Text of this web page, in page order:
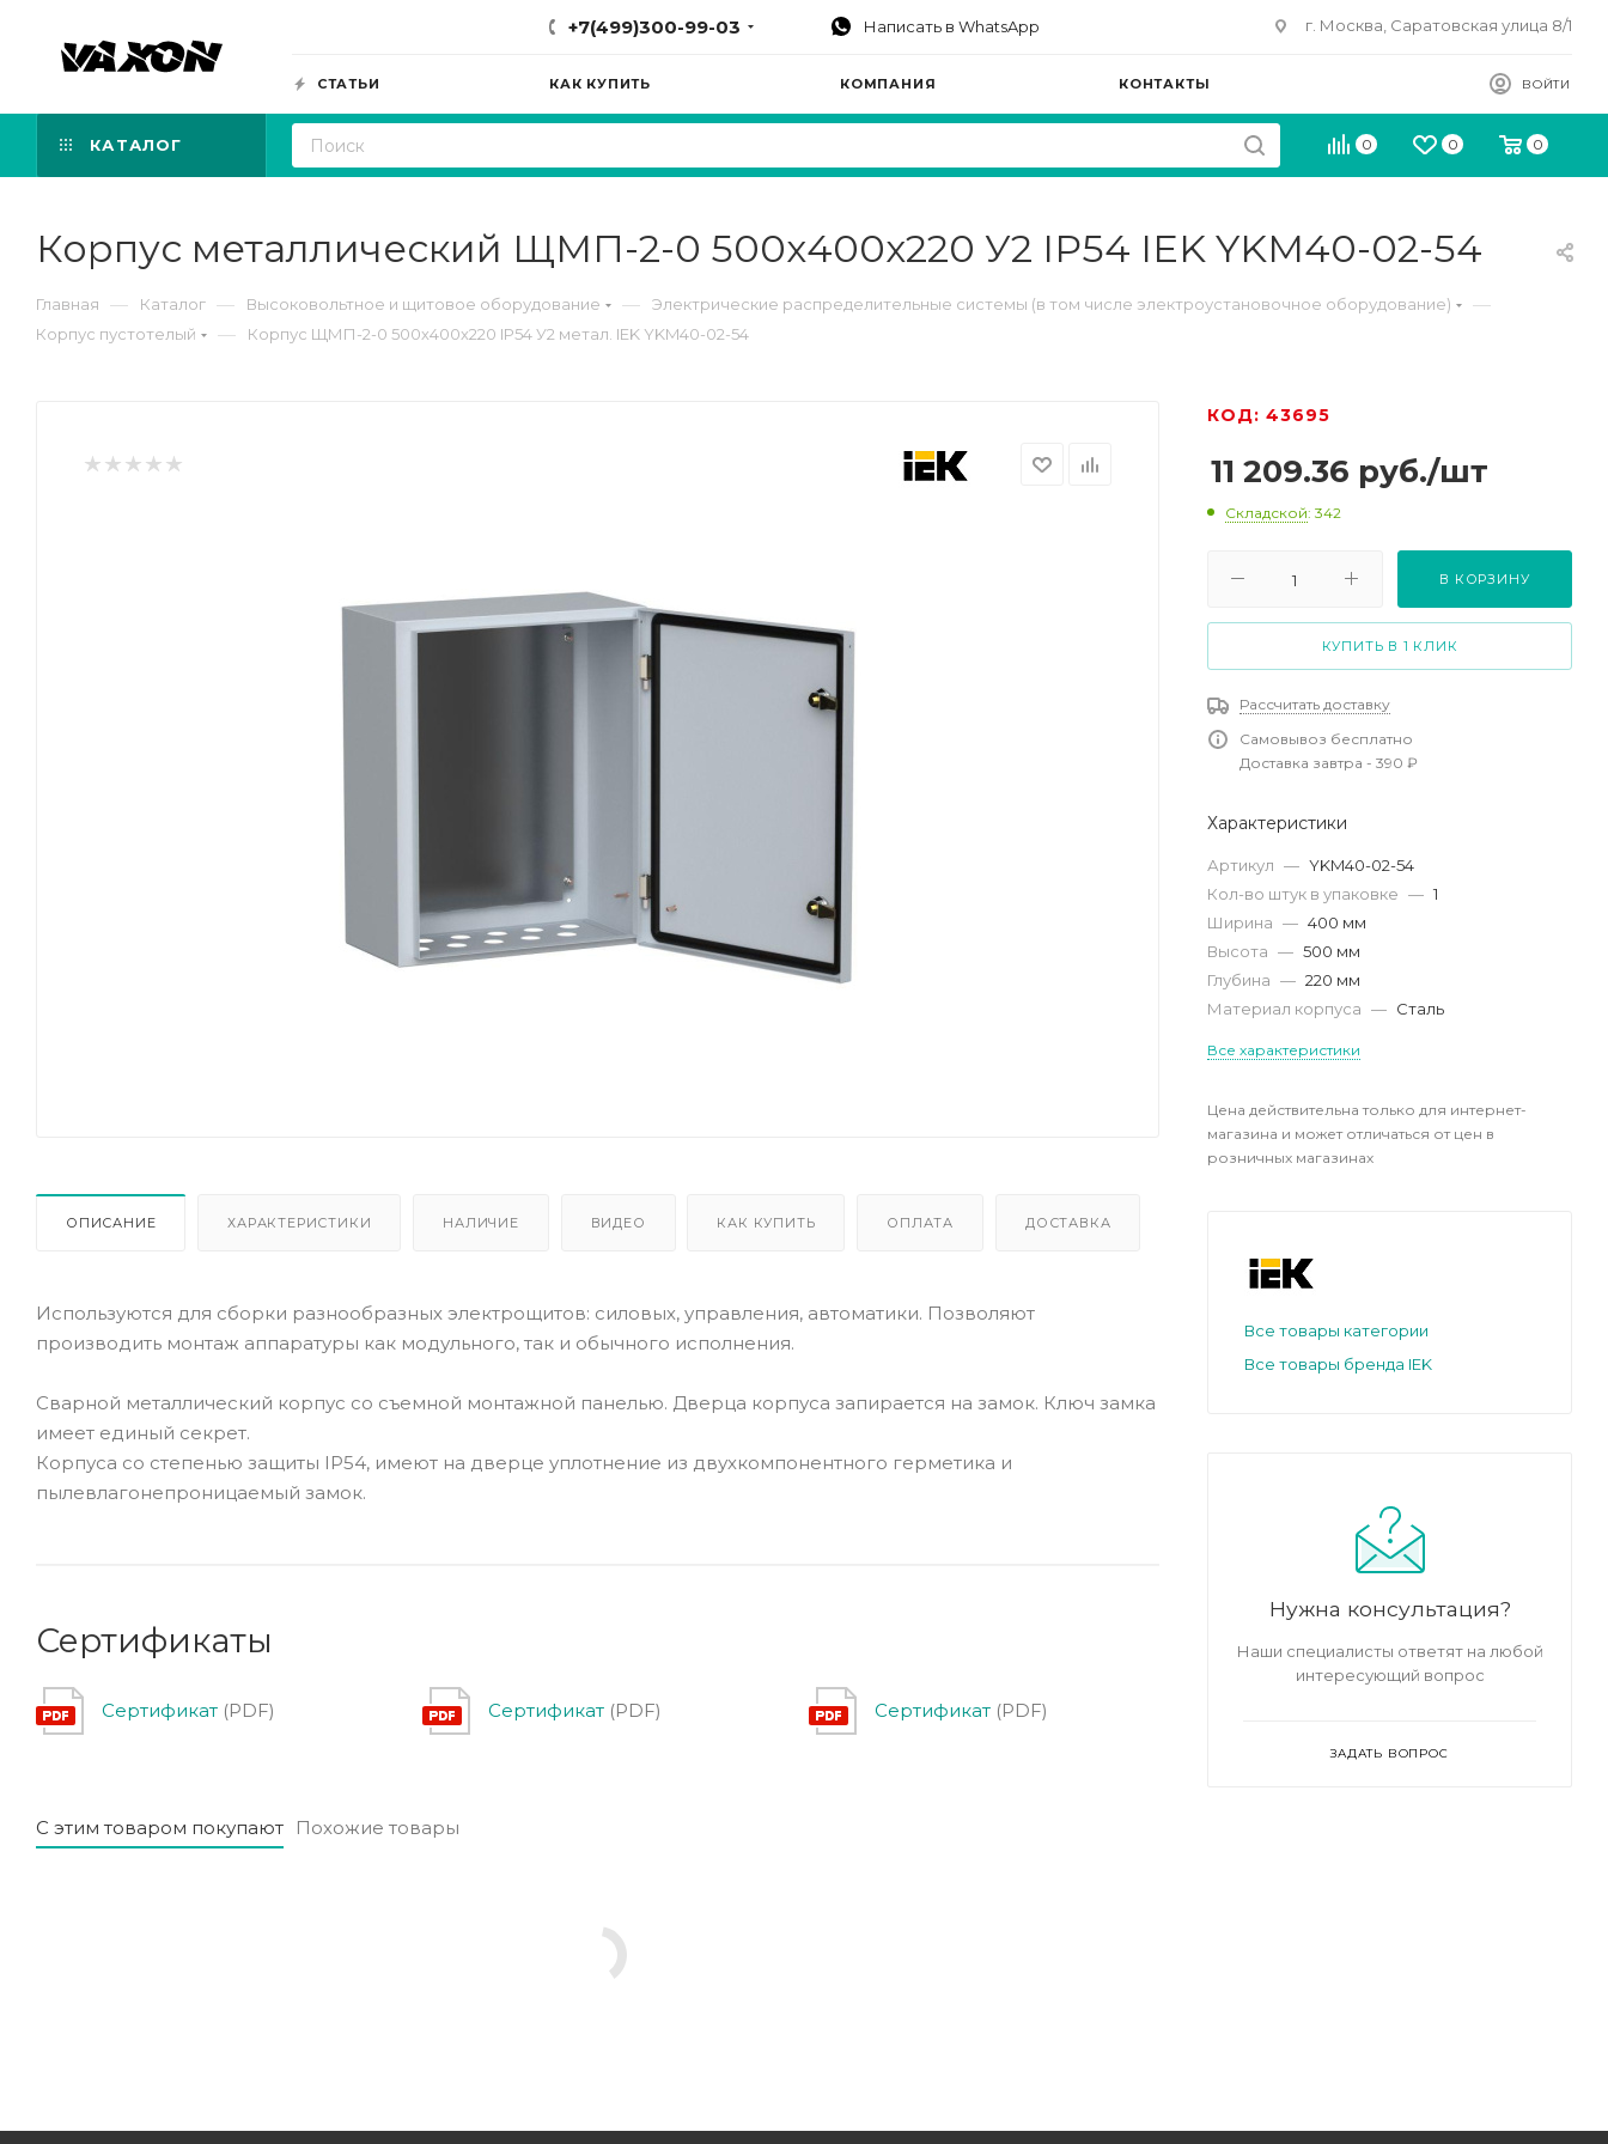
+7(499)300-99-03 Написать в WhatsApp г. Москва, Саратовская улица 8/1
ВОЙТИ
СТАТЬИ КАК КУПИТЬ КОМПАНИЯ КОНТАКТЫ
0 0 0
КАТАЛОГ
Корпус металлический ЩМП-2-0 500х400х220 У2 IP54 IEK YKM40-02-54
Главная — Каталог — Высоковольтное и щитовое оборудование — Электрические распределительные системы (в том числе электроустановочное оборудование) —
Корпус пустотелый — Корпус ЩМП-2-0 500х400х220 IP54 У2 метал. IEK YKM40-02-54
ОПИСАНИЕ ХАРАКТЕРИСТИКИ НАЛИЧИЕ ВИДЕО КАК КУПИТЬ ОПЛАТА ДОСТАВКА
Используются для сборки разнообразных электрощитов: силовых, управления, автоматики. Позволяют
производить монтаж аппаратуры как модульного, так и обычного исполнения.
Сварной металлический корпус со съемной монтажной панелью. Дверца корпуса запирается на замок. Ключ замка
имеет единый секрет.
Корпуса со степенью защиты IP54, имеют на дверце уплотнение из двухкомпонентного герметика и
пылевлагонепроницаемый замок.
Сертификаты
Сертификат (PDF) Сертификат (PDF) Сертификат (PDF)
С этим товаром покупают Похожие товары
КОД: 43695
11 209.36 руб./шт
Складской: 342
В КОРЗИНУ
КУПИТЬ В 1 КЛИК
Рассчитать доставку
Самовывоз бесплатно
Доставка завтра - 390 ₽
Характеристики
Артикул — YKM40-02-54
Кол-во штук в упаковке — 1
Ширина — 400 мм
Высота — 500 мм
Глубина — 220 мм
Материал корпуса — Сталь
Все характеристики
Цена действительна только для интернет-
магазина и может отличаться от цен в
розничных магазинах
Все товары категории
Все товары бренда IEK
Нужна консультация?
Наши специалисты ответят на любой
интересующий вопрос
ЗАДАТЬ ВОПРОС